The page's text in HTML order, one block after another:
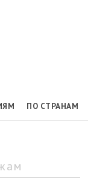
ПО СТРАНАМ